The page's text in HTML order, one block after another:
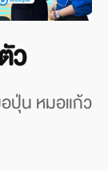
ว
ปุ่น หมอแก้ว